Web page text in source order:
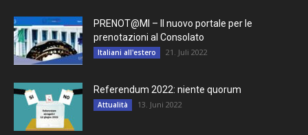
PRENOT@MI – Il nuovo portale per le
prenotazioni al Consolato
Italiani all'estero 21. Juli 2022
Referendum 2022: niente quorum
Attualità 13. Juni 2022